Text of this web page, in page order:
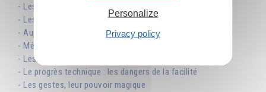
- Les moments précieux à prolonger
- Les efforts qui nous maintiennent vivants
- Aujourd’hui détermine demain
- Méditer : ralentir la marche du temps
- Les pensées sont des entités vivantes
- Le progrès technique : les dangers de la facilité
- Les gestes, leur pouvoir magique
Personalize
Privacy policy